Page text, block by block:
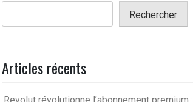
Rechercher
Articles récents